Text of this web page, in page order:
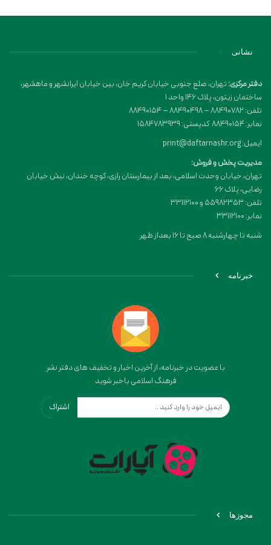
نشانی
دفتر مرکزی:تهران، ضلع جنوبی خیابان کریم خان، بین خیابان ایرانشهر و ماهشهر،
ساختمان زیتون، پلاک 146 واحد 1
تلفن: 88490782 – 88490498 – 88490154
نمابر: 88490154 کدپستی: 1584783939
ایمیل: print@daftarnashr.org
مدیریت پخش و فروش:
تهران، خیابان وحدت اسلامی، بعد از بیمارستان رازی، کوچه خندان، نبش خیابان
رضایی، پلاک ۶۶
تلفن: 55982353 و 33112100
نمابر: 33112100
شنبه تا چهارشنبه 8 صبح تا 16 بعداز ظهر
خبرنامه
با عضویت در خبرنامه، از آخرین اخبار و تخفیف های دفتر نشر
فرهنگ اسلامی باخبر شوید
اشتراک
مجوزها